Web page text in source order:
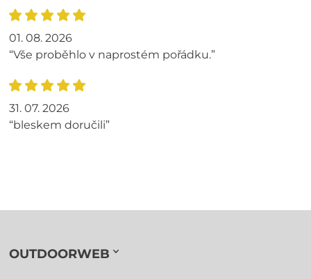
01. 08. 2026
“Vše proběhlo v naprostém pořádku.”
31. 07. 2026
“bleskem doručili”
OUTDOORWEB